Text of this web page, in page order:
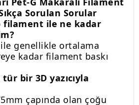
Sorulan Sorular
filament ile ne kadar
genellikle ortalama
kadar filament baskı
bir 3D yazıcıyla
çapında olan çoğu